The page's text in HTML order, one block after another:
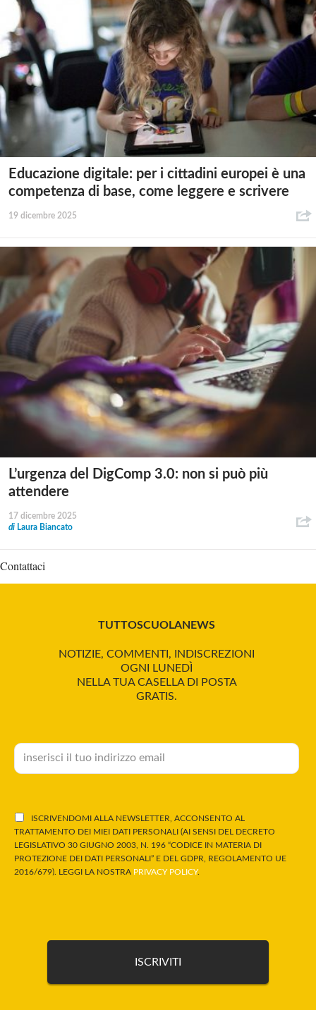
Educazione digitale: per i cittadini europei è una
competenza di base, come leggere e scrivere
19 dicembre 2025
L’urgenza del DigComp 3.0: non si può più
attendere
17 dicembre 2025
di Laura Biancato
Contattaci
TUTTOSCUOLANEWS
NOTIZIE, COMMENTI, INDISCREZIONI
OGNI LUNEDÌ
NELLA TUA CASELLA DI POSTA
GRATIS.
ISCRIVENDOMI ALLA NEWSLETTER, ACCONSENTO AL
TRATTAMENTO DEI MIEI DATI PERSONALI (AI SENSI DEL DECRETO
LEGISLATIVO 30 GIUGNO 2003, N. 196 “CODICE IN MATERIA DI
PROTEZIONE DEI DATI PERSONALI” E DEL GDPR, REGOLAMENTO UE
2016/679). LEGGI LA NOSTRA PRIVACY POLICY.